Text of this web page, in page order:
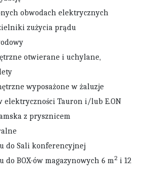
obwodach elektrycznych
zużycia prądu
otwierane i uchylane,
wyposażone w żaluzje
elektryczności Tauron i/lub E.ON
z prysznicem
do Sali konferencyjnej
do BOX-ów magazynowych 6 m2 i 12